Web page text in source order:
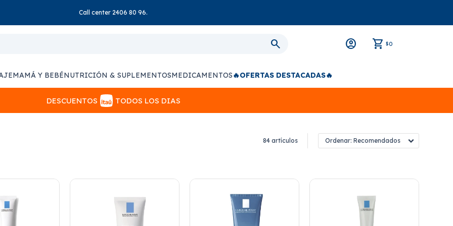
Call center 2406 80 96.
$0
MAMÁ Y BEBÉNUTRICIÓN & SUPLEMENTOSMEDICAMENTOS🔥OFERTAS DESTACADAS🔥
DESCUENTOS TODOS LOS DIAS
84 artículos Recomendados